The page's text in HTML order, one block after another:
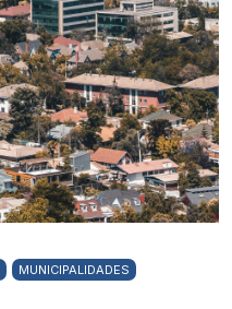
MUNICIPALIDADES